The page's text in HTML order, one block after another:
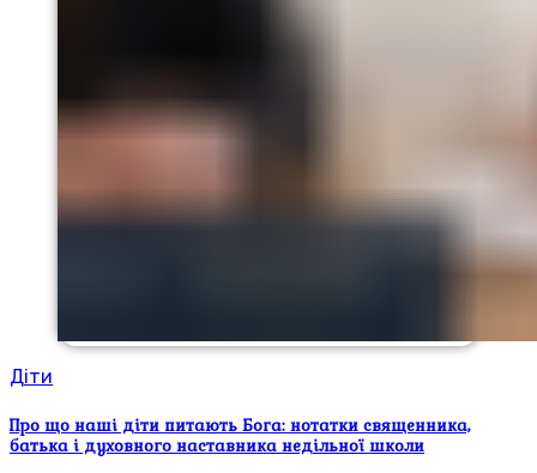
Діти
Про що наші діти питають Бога: нотатки священника,
батька і духовного наставника недільної школи